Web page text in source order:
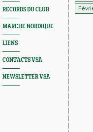
RECORDS DU CLUB
MARCHE NORDIQUE
LIENS
CONTACTS VSA
NEWSLETTER VSA